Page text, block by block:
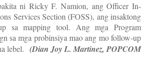
ni Ricky F. Namion, ang Officer In-
Services Section (FOSS), ang insaktong
sa mapping tool. Ang mga Program
sa mga probinsiya mao ang mo follow-up
lebel. (Dian Joy L. Martinez, POPCOM